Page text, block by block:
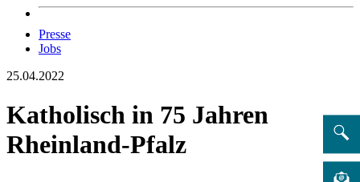
Presse
Jobs
25.04.2022
Katholisch in 75 Jahren
Rheinland-Pfalz